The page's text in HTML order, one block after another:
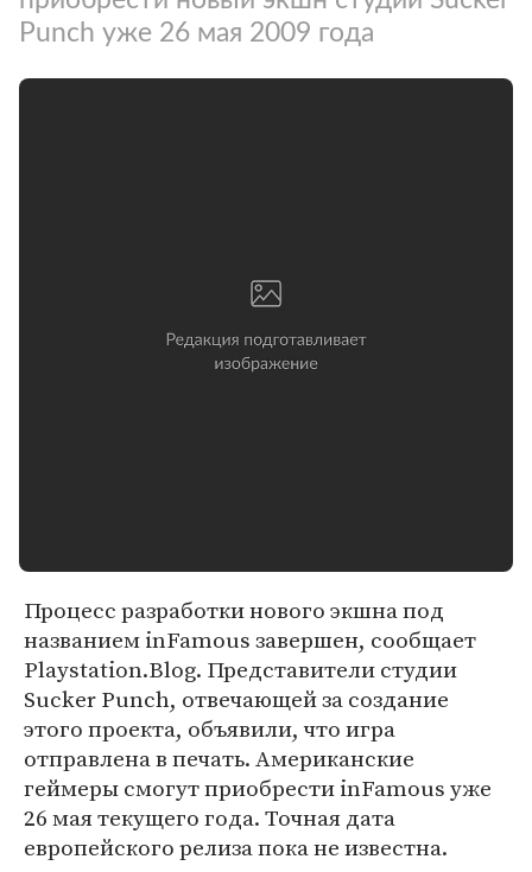
Punch уже 26 мая 2009 года
Процесс разработки нового экшна под
названием inFamous завершен, сообщает
Playstation.Blog. Представители студии
Sucker Punch, отвечающей за создание
этого проекта, объявили, что игра
отправлена в печать. Американские
геймеры смогут приобрести inFamous уже
26 мая текущего года. Точная дата
европейского релиза пока не известна.